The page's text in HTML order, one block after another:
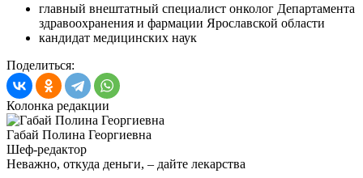
главный внештатный специалист онколог Департамента
здравоохранения и фармации Ярославской области
кандидат медицинских наук
Поделиться:
Колонка редакции
Габай Полина Георгиевна
Шеф-редактор
Неважно, откуда деньги, – дайте лекарства